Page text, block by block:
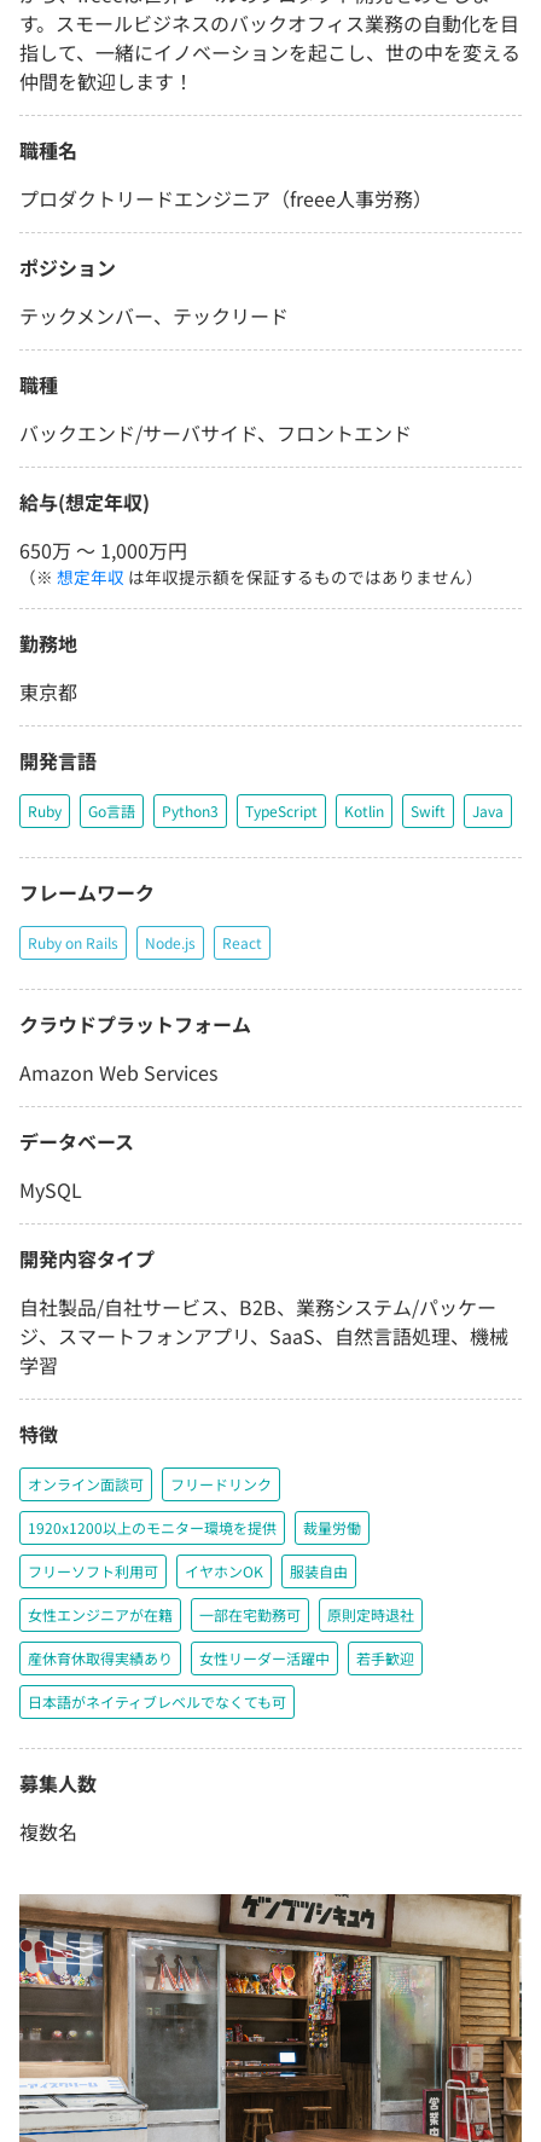
す。スモールビジネスのバックオフィス業務の自動化を目
指して、一緒にイノベーションを起こし、世の中を変える
仲間を歓迎します！
職種名
プロダクトリードエンジニア（freee人事労務）
ポジション
テックメンバー、テックリード
職種
バックエンド/サーバサイド、フロントエンド
給与(想定年収)
650万 〜 1,000万円
（※ 想定年収 は年収提示額を保証するものではありません）
勤務地
東京都
開発言語
Ruby Go言語 Python3 TypeScript Kotlin Swift Java
フレームワーク
Ruby on Rails Node.js React
クラウドプラットフォーム
Amazon Web Services
データベース
MySQL
開発内容タイプ
自社製品/自社サービス、B2B、業務システム/パッケー
ジ、スマートフォンアプリ、SaaS、自然言語処理、機械
学習
特徴
オンライン面談可 フリードリンク
1920x1200以上のモニター環境を提供 裁量労働
フリーソフト利用可 イヤホンOK 服装自由
女性エンジニアが在籍 一部在宅勤務可 原則定時退社
産休育休取得実績あり 女性リーダー活躍中 若手歓迎
日本語がネイティブレベルでなくても可
募集人数
複数名